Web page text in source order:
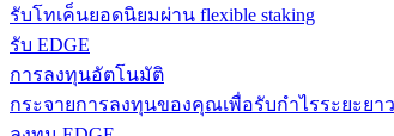
เรียนรู้วิธีการรักษาผลกำไร
รับโทเค็นยอดนิยมผ่าน flexible staking
รับ EDGE
การลงทุนอัตโนมัติ
กระจายการลงทุนของคุณเพื่อรับกำไรระยะยา